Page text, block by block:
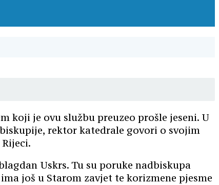
koji je ovu službu preuzeo prošle jeseni. U
rektor katedrale govori o svojim
Uskrs. Tu su poruke nadbiskupa
još u Starom zavjet te korizmene pjesme